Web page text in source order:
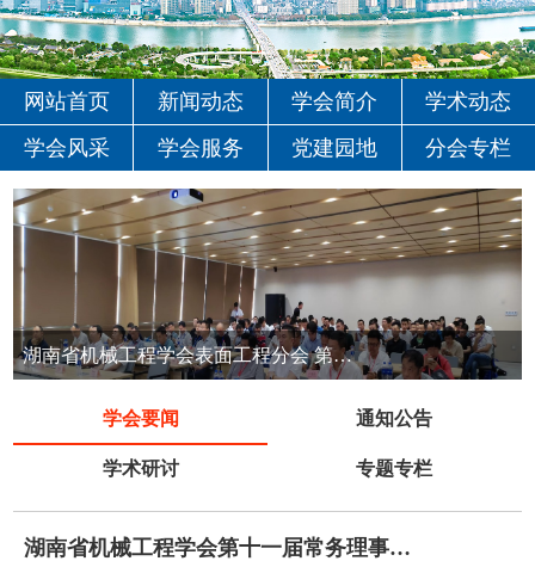
网站首页 新闻动态 学会简介
学术动态
学会风采
学会服务 党建园地 分会专栏
湖南省机械工程学会表面工程分会 第七届表面工程清洁生产技术交流会
学会要闻 通知公告
学术研讨 专题专栏
湖南省机械工程学会第十一届常务理事会第五...